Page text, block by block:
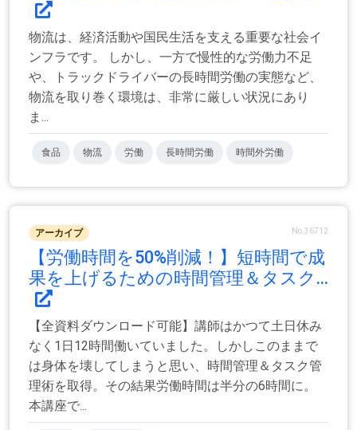
物流は、経済活動や国民生活を支える重要な社会イ
ンフラです。 しかし、一方で慢性的な労働力不足
や、トラックドライバーの長時間労働の実態など、
物流を取り巻く環境は、非常に厳しい状況にあり
ま...
食品 物流 労働 長時間労働 時間外労働
アーカイブ No.36712
【労働時間を50%削減！】短時間で成
果を上げるための時間管理＆タスク...
【全資料ダウンロード可能】講師はかつて土日休み
なく1日12時間働いていました。しかしこのままで
は身体を壊してしまうと思い、時間管理＆タスク管
理術を取得。その結果労働時間は半分の6時間に。
本講座で...